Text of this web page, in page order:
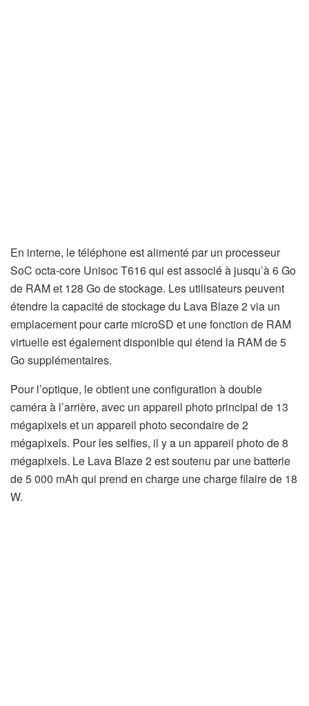
En interne, le téléphone est alimenté par un processeur
SoC octa-core Unisoc T616 qui est associé à jusqu’à 6 Go
de RAM et 128 Go de stockage. Les utilisateurs peuvent
étendre la capacité de stockage du Lava Blaze 2 via un
emplacement pour carte microSD et une fonction de RAM
virtuelle est également disponible qui étend la RAM de 5
Go supplémentaires.
Pour l’optique, le obtient une configuration à double
caméra à l’arrière, avec un appareil photo principal de 13
mégapixels et un appareil photo secondaire de 2
mégapixels. Pour les selfies, il y a un appareil photo de 8
mégapixels. Le Lava Blaze 2 est soutenu par une batterie
de 5 000 mAh qui prend en charge une charge filaire de 18
W.